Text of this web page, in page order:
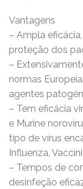
Vantagens
– Ampla
proteção dos
–
normas
agentes
– Tem eficácia
e Murine
tipo de vírus
Influenza,
– Tempos de
desinfeção